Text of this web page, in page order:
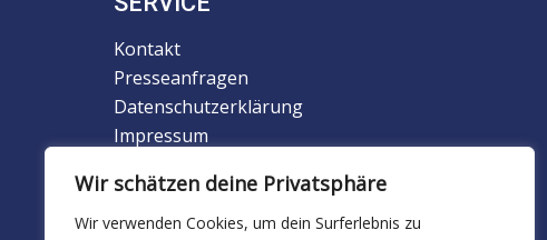
Wir schätzen deine Privatsphäre
Wir verwenden Cookies, um dein Surferlebnis zu
Kontakt
Presseanfragen
Datenschutzerklärung
Impressum
Downloads